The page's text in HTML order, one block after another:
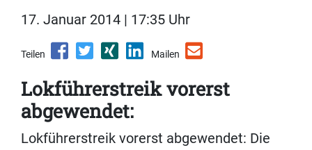
17. Januar 2014 | 17:35 Uhr
Teilen Mailen
Lokführerstreik vorerst
abgewendet:
Lokführerstreik vorerst abgewendet: Die